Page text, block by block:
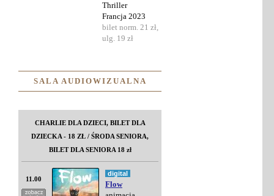
Thriller
Francja 2023
bilet norm. 21 zł,
ulg. 19 zł
SALA AUDIOWIZUALNA
CHARLIE DLA DZIECI, BILET DLA
DZIECKA - 18 ZŁ / ŚRODA SENIORA,
BILET DLA SENIORA 18 zł
11.00
digital
Flow